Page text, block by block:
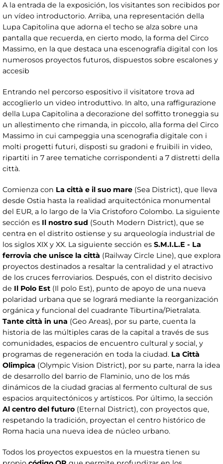
A la entrada de la exposición, los visitantes son recibidos por
un vídeo introductorio. Arriba, una representación della
Lupa Capitolina que adorna el techo se alza sobre una
pantalla que recuerda, en cierto modo, la forma del Circo
Massimo, en la que destaca una escenografía digital con los
numerosos proyectos futuros, dispuestos sobre escalones y
accesib
Entrando nel percorso espositivo il visitatore trova ad
accoglierlo un video introduttivo. In alto, una raffigurazione
della Lupa Capitolina a decorazione del soffitto troneggia su
un allestimento che rimanda, in piccolo, alla forma del Circo
Massimo in cui campeggia una scenografia digitale con i
molti progetti futuri, disposti su gradoni e fruibili in video,
ripartiti in 7 aree tematiche corrispondenti a 7 distretti della
città.
Comienza con La città e il suo mare (Sea District), que lleva
desde Ostia hasta la realidad arquitectónica monumental
del EUR, a lo largo de la Via Cristoforo Colombo. La siguiente
sección es Il nostro sud (South Modern District), que se
centra en el distrito ostiense y su arqueología industrial de
los siglos XIX y XX. La siguiente sección es S.M.I.L.E - La
ferrovia che unisce la città (Railway Circle Line), que explora
proyectos destinados a resaltar la centralidad y el atractivo
de los cruces ferroviarios. Después, con el distrito decisivo
de Il Polo Est (Il polo Est), punto de apoyo de una nueva
polaridad urbana que se logrará mediante la reorganización
orgánica y funcional del cuadrante Tiburtina/Pietralata.
Tante città in una (Geo Areas), por su parte, cuenta la
historia de las múltiples caras de la capital a través de sus
comunidades, espacios de encuentro cultural y social, y
programas de regeneración en toda la ciudad. La Città
Olimpica (Olympic Vision District), por su parte, narra la idea
de desarrollo del barrio de Flaminio, uno de los más
dinámicos de la ciudad gracias al fermento cultural de sus
espacios arquitectónicos y artísticos. Por último, la sección
Al centro del futuro (Eternal District), con proyectos que,
respetando la tradición, proyectan el centro histórico de
Roma hacia una nueva idea de núcleo urbano.
Todos los proyectos expuestos en la muestra tienen su